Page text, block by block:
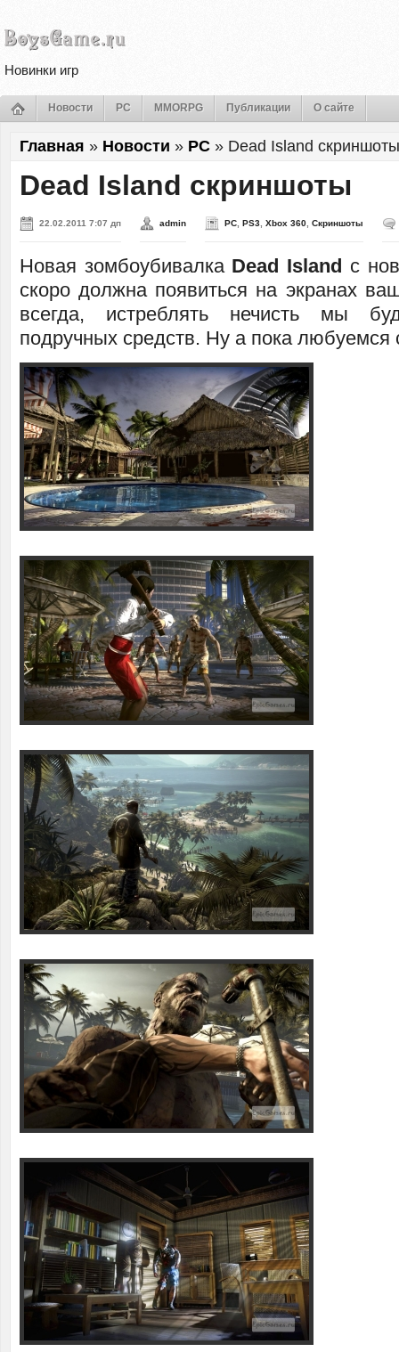
Новинки игр
Новости PC MMORPG Публикации О сайте
Главная » Новости » PC » Dead Island скриншоты
Dead Island скриншоты
22.02.2011 7:07 дп admin PC PS3 Xbox 360 Скриншоты
Новая зомбоубивалка Dead Island с
скоро должна появиться на экранах
всегда, истреблять нечисть мы
подручных средств. Ну а пока любуемся